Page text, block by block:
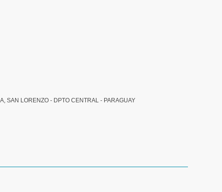
SAN LORENZO - DPTO CENTRAL - PARAGUAY